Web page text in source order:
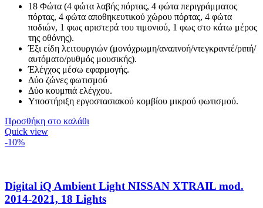
18 Φώτα (4 φώτα λαβής πόρτας, 4 φώτα περιγράμματος
πόρτας, 4 φώτα αποθηκευτικού χώρου πόρτας, 4 φώτα
ποδιών, 1 φως αριστερά του τιμονιού, 1 φως στο κάτω μέρος
της οθόνης).
Έξι είδη λειτουργιών (μονόχρωμη/αναπνοή/ντεγκραντέ/ριπή/
αυτόματο/ρυθμός μουσικής).
Έλέγχος μέσω εφαρμογής.
Δύο ζώνες φωτισμού
Δύο κουμπιά ελέγχου.
Υποστήριξη εργοστασιακού κομβίου μικρού φωτισμού.
Προσθήκη στο καλάθι
Quick view
-10%
Digital iQ Ambient Light NISSAN XTRAIL mod.
2014-2021, 18 Lights